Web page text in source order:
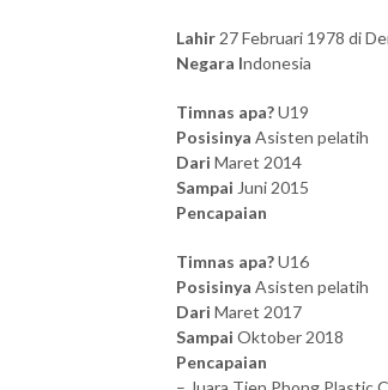
Lahir 27 Februari 1978 di
Negara Indonesia
Timnas apa?U19
Posisinya Asisten pelatih
Dari Maret 2014
Sampai Juni 2015
Pencapaian
Timnas apa?U16
Posisinya Asisten pelatih
Dari Maret 2017
Sampai Oktober 2018
Pencapaian